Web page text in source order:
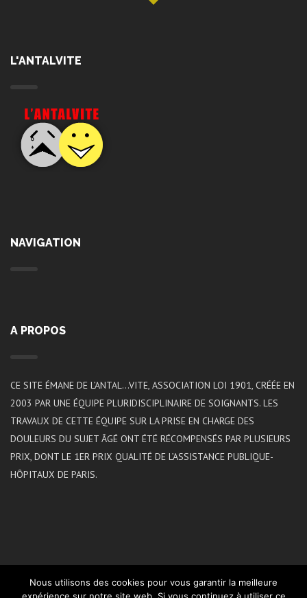
L'ANTALVITE
NAVIGATION
A PROPOS
CE SITE ÉMANE DE L’ANTAL…VITE, ASSOCIATION LOI 1901, CRÉÉE EN
2003 PAR UNE ÉQUIPE PLURIDISCIPLINAIRE DE SOIGNANTS. LES
TRAVAUX DE CETTE ÉQUIPE SUR LA PRISE EN CHARGE DES
DOULEURS DU SUJET ÂGÉ ONT ÉTÉ RÉCOMPENSÉS PAR PLUSIEURS
PRIX, DONT LE 1ER PRIX QUALITÉ DE L’ASSISTANCE PUBLIQUE-
HÔPITAUX DE PARIS.
Nous utilisons des cookies pour vous garantir la meilleure